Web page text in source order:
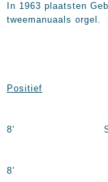
In 1963 plaatsten
tweemanuaals orgel.
Positief
8’
8’